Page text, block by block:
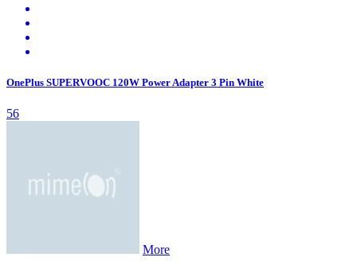
OnePlus SUPERVOOC 120W Power Adapter 3 Pin White
56
More